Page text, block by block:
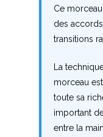
Ce
des
transitions
La
morceau
toute sa
important
entre la